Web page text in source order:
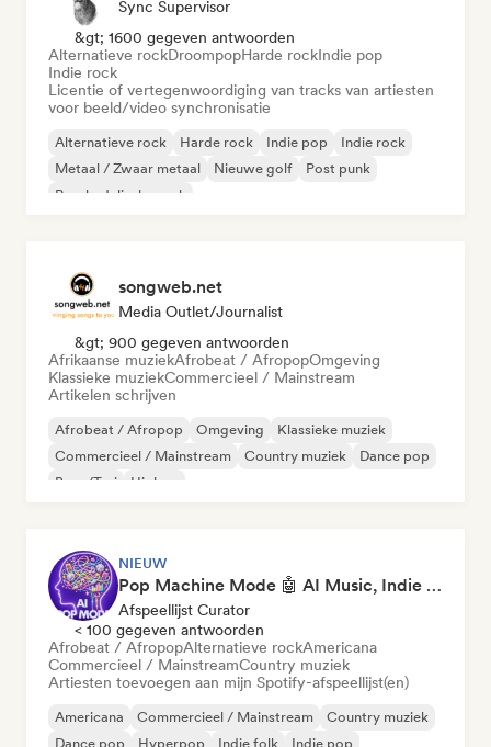
Sync Supervisor
&gt; 1600 gegeven antwoorden
Alternatieve rockDroompopHarde rockIndie pop
Indie rock
Licentie of vertegenwoordiging van tracks van artiesten
voor beeld/video synchronisatie
Alternatieve rock Harde rock Indie pop
Indie rock
Metaal / Zwaar metaal
Nieuwe golf
Post punk
Psychedelische rock
songweb.net
Media Outlet/Journalist
&gt; 900 gegeven antwoorden
Afrikaanse muziekAfrobeat / AfropopOmgeving
Klassieke muziekCommercieel / Mainstream
Artikelen schrijven
Afrobeat / Afropop Omgeving
Klassieke muziek
Commercieel / Mainstream
Country muziek
Dance pop
Boor/Trui
Hiphop
NIEUW
Pop Machine Mode 🤖 AI Music, Indie Pop & Dream Pop
Afspeellijst Curator
< 100 gegeven antwoorden
Afrobeat / AfropopAlternatieve rockAmericana
Commercieel / MainstreamCountry muziek
Artiesten toevoegen aan mijn Spotify-afspeellijst(en)
Americana Commercieel / Mainstream
Country muziek
Dance pop
Hyperpop Indie folk Indie pop